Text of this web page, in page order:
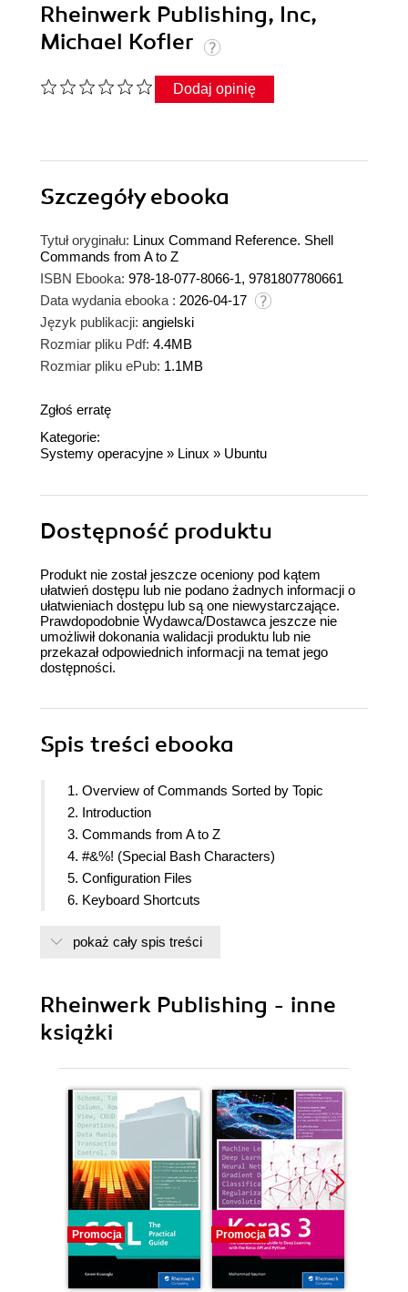
Rheinwerk Publishing, Inc,
Michael Kofler
Dodaj opinię
Szczegółyebooka
Tytuł oryginału: Linux Command Reference. Shell
Commands from A to Z
ISBN Ebooka: 978-18-077-8066-1, 9781807780661
Data wydania ebooka : 2026-04-17
Język publikacji: angielski
Rozmiar pliku Pdf: 4.4MB
Rozmiar pliku ePub: 1.1MB
Zgłoś erratę
Kategorie:
Systemy operacyjne » Linux » Ubuntu
Dostępność produktu
Produkt nie został jeszcze oceniony pod kątem
ułatwień dostępu lub nie podano żadnych informacji o
ułatwieniach dostępu lub są one niewystarczające.
Prawdopodobnie Wydawca/Dostawca jeszcze nie
umożliwił dokonania walidacji produktu lub nie
przekazał odpowiednich informacji na temat jego
dostępności.
Spis treści ebooka
1. Overview of Commands Sorted by Topic
2. Introduction
3. Commands from A to Z
4. #&%! (Special Bash Characters)
5. Configuration Files
6. Keyboard Shortcuts
pokaż cały spis treści
Rheinwerk Publishing - inne
książki
Promocja Promocja